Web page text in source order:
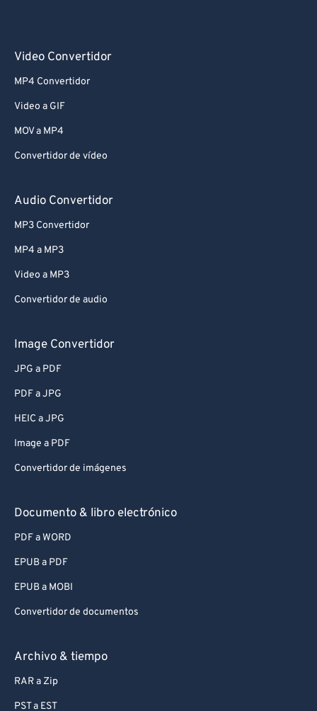
Video Convertidor
MP4 Convertidor
Video a GIF
MOV a MP4
Convertidor de vídeo
Audio Convertidor
MP3 Convertidor
MP4 a MP3
Video a MP3
Convertidor de audio
Image Convertidor
JPG a PDF
PDF a JPG
HEIC a JPG
Image a PDF
Convertidor de imágenes
Documento & libro electrónico
PDF a WORD
EPUB a PDF
EPUB a MOBI
Convertidor de documentos
Archivo & tiempo
RAR a Zip
PST a EST